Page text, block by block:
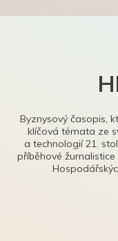
Byznysový časopis,
klíčová témata ze
a technologií 21.
příběhové